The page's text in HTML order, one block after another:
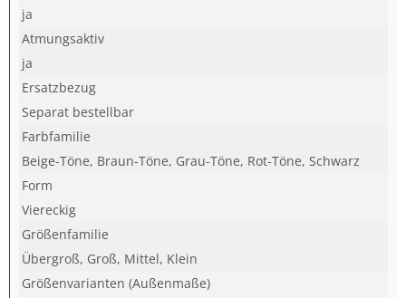
ja
Atmungsaktiv
ja
Ersatzbezug
Separat bestellbar
Farbfamilie
Beige-Töne, Braun-Töne, Grau-Töne, Rot-Töne, Schwarz
Form
Viereckig
Größenfamilie
Übergroß, Groß, Mittel, Klein
Größenvarianten (Außenmaße)